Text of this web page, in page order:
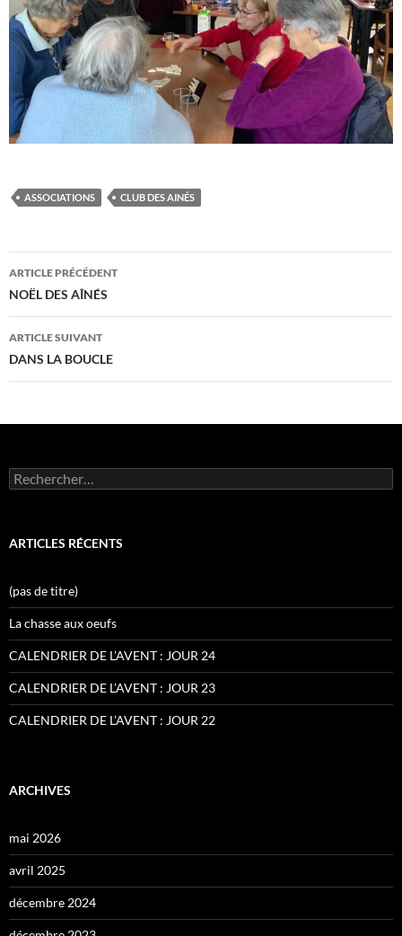
ASSOCIATIONS CLUB DES AINÉS
Navigation
des
articles
ARTICLE PRÉCÉDENT
NOËL DES AÎNÉS
ARTICLE SUIVANT
DANS LA BOUCLE
Rechercher :
ARTICLES RÉCENTS
(pas de titre)
La chasse aux oeufs
CALENDRIER DE L’AVENT : JOUR 24
CALENDRIER DE L’AVENT : JOUR 23
CALENDRIER DE L’AVENT : JOUR 22
ARCHIVES
mai 2026
avril 2025
décembre 2024